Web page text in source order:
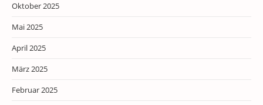
Oktober 2025
Mai 2025
April 2025
März 2025
Februar 2025